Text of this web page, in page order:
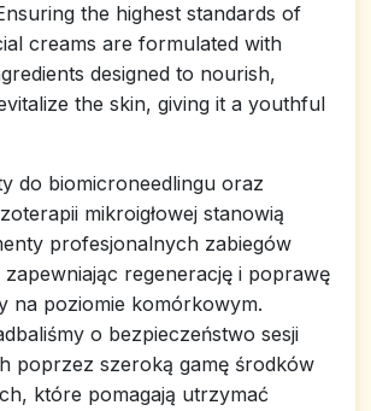
the highest standards of
creams are formulated with
designed to nourish,
the skin, giving it a youthful
do biomicroneedlingu oraz
mikroigłowej stanowią
profesjonalnych zabiegów
regenerację i poprawę
na poziomie komórkowym.
o bezpieczeństwo sesji
poprzez szeroką gamę środków
które pomagają utrzymać